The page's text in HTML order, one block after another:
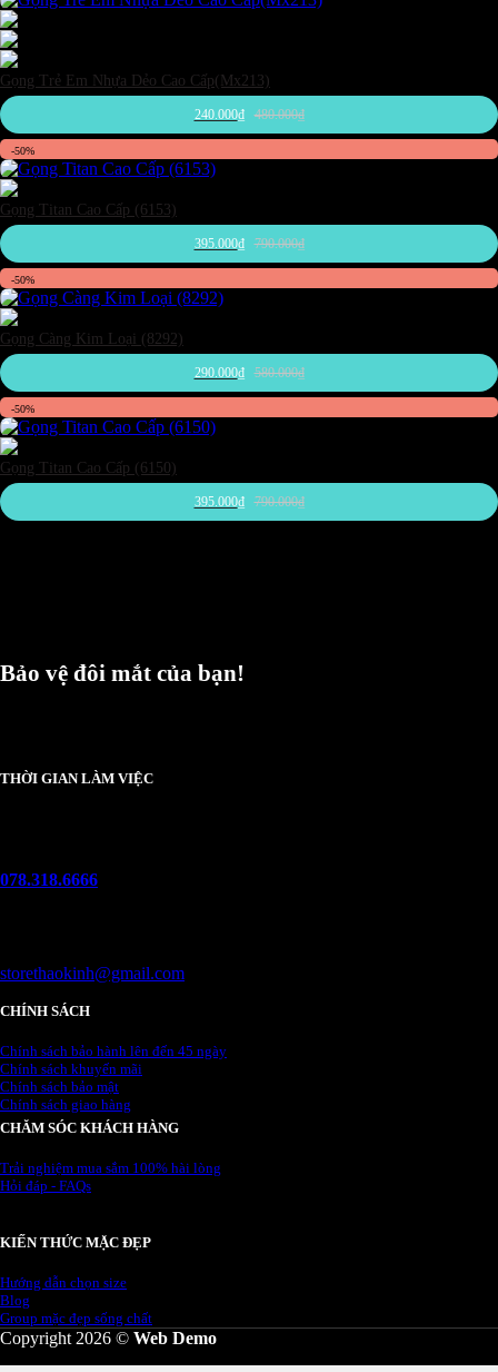
Gọng Trẻ Em Nhựa Dẻo Cao Cấp(Mx213)
240.000₫ 480.000₫
-50%
Gọng Titan Cao Cấp (6153)
395.000₫ 790.000₫
-50%
Gọng Càng Kim Loại (8292)
290.000₫ 580.000₫
-50%
Gọng Titan Cao Cấp (6150)
395.000₫ 790.000₫
Bảo vệ đôi mắt của bạn!
THỜI GIAN LÀM VIỆC
078.318.6666
storethaokinh@gmail.com
CHÍNH SÁCH
Chính sách bảo hành lên đến 45 ngày
Chính sách khuyến mãi
Chính sách bảo mật
Chính sách giao hàng
CHĂM SÓC KHÁCH HÀNG
Trải nghiệm mua sắm 100% hài lòng
Hỏi đáp - FAQs
KIẾN THỨC MẶC ĐẸP
Hướng dẫn chọn size
Blog
Group mặc đẹp sống chất
Copyright 2026 © Web Demo